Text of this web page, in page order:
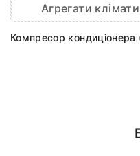
Агрегати
Компресор кондиціонера